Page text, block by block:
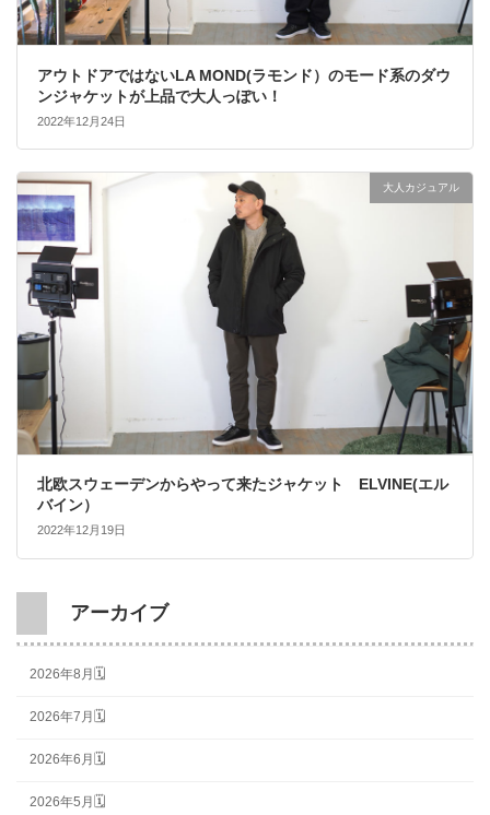
アウトドアではないLA MOND(ラモンド）のモード系のダウ
ンジャケットが上品で大人っぽい！
2022年12月24日
大人カジュアル
北欧スウェーデンからやって来たジャケット ELVINE(エル
バイン）
2022年12月19日
アーカイブ
2026年8月🗓
2026年7月🗓
2026年6月🗓
2026年5月🗓